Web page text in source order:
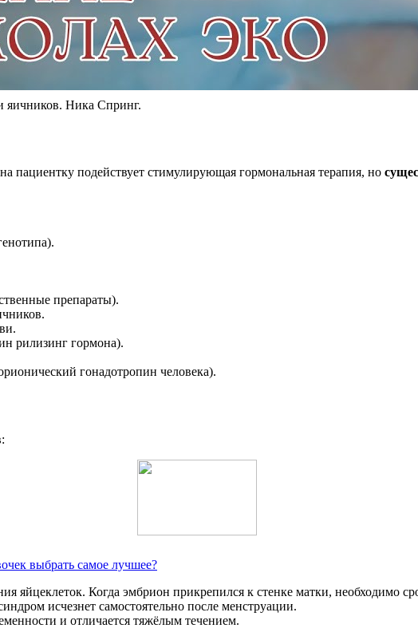
яичников. Ника Спринг.
пациентку подействует стимулирующая гормональная терапия, но
препараты).
рилизинг гормона).
гонадотропин человека).
выбрать самое лучшее?
яйцеклеток. Когда эмбрион прикрепился к стенке матки, необходимо
исчезнет самостоятельно после менструации.
и отличается тяжёлым течением.